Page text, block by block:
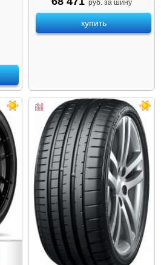
руб. за шину
купить